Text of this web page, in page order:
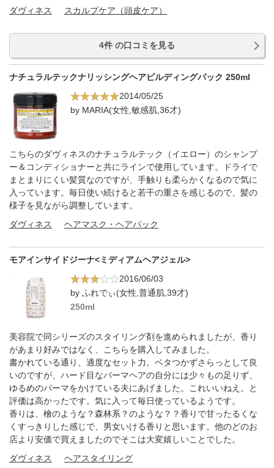
ダヴィネス
スカルプケア（頭皮ケア）
4件 の口コミを見る
ナチュラルテックナリッシングヘアビルディングパック 250ml
2014/05/25
by MARIA(女性,敏感肌,36才)
こちらのダヴィネスのナチュラルテック（イエロー）のシャンプ
ー＆コンディショナーと共にラインで使用しています。ドライで
まとまりにくい髪質なのですが、手触りも柔らかくなるので気に
入っています。毎日使い続けると若干の重さを感じるので、髪の
様子を見ながら調整しています。
ダヴィネス
ヘアマスク・ヘアパック
モアインサイドジーナ<ミディアムヘアジェル>
2016/06/03
by ふれでぃ(女性,普通肌,39才)
250ml
美容院で同シリーズのスタイリング剤を進められましたが、香り
があまり好みではなく、こちらを購入してみました。
書かれている通り、適度なセット力。ベタつかずさらっとして良
いのですが、ハード目なパーマヘアの自分には少々もの足りず、
ゆるめのパーマをかけている夫にあげました。これいいねえ。と
評価は高かったです。気に入って毎日使っているようです。
香りは、檜のような？森林系？のような？？香りで甘ったるくな
くすっきりした感じで、男女いける香りと思います。他のどのお
店より安価で買えましたのでそこは大変嬉しいことでした。
ダヴィネス
ヘアスタイリング